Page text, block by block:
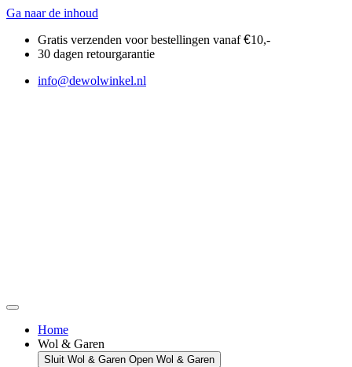
Ga naar de inhoud
Gratis verzenden voor bestellingen vanaf€10,-
30 dagen retourgarantie
info@dewolwinkel.nl
Home
Wol & Garen
Sluit Wol & Garen Open Wol & Garen